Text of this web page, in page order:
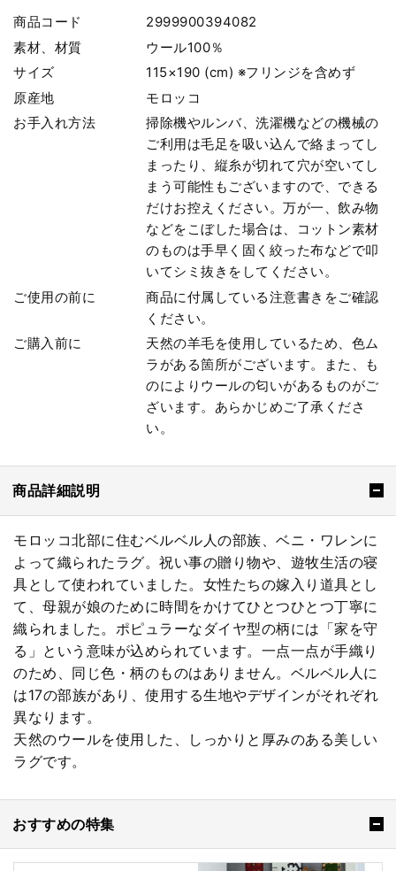
商品コード
2999900394082
素材、材質
ウール100％
サイズ
115×190 (cm) ※フリンジを含めず
原産地
モロッコ
お手入れ方法
掃除機やルンバ、洗濯機などの機械の
ご利用は毛足を吸い込んで絡まってし
まったり、縦糸が切れて穴が空いてし
まう可能性もございますので、できる
だけお控えください。万が一、飲み物
などをこぼした場合は、コットン素材
のものは手早く固く絞った布などで叩
いてシミ抜きをしてください。
ご使用の前に
商品に付属している注意書きをご確認
ください。
ご購入前に
天然の羊毛を使用しているため、色ム
ラがある箇所がございます。また、も
のによりウールの匂いがあるものがご
ざいます。あらかじめご了承くださ
い。
商品詳細説明
モロッコ北部に住むベルベル人の部族、ベニ・ワレンに
よって織られたラグ。祝い事の贈り物や、遊牧生活の寝
具として使われていました。女性たちの嫁入り道具とし
て、母親が娘のために時間をかけてひとつひとつ丁寧に
織られました。ポピュラーなダイヤ型の柄には「家を守
る」という意味が込められています。一点一点が手織り
のため、同じ色・柄のものはありません。ベルベル人に
は17の部族があり、使用する生地やデザインがそれぞれ
異なります。
天然のウールを使用した、しっかりと厚みのある美しい
ラグです。
おすすめの特集